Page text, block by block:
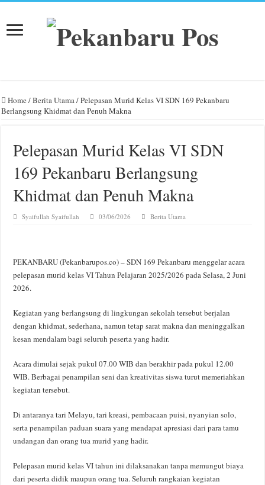
Home /Berita Utama/Pelepasan Murid Kelas VI SDN 169 Pekanbaru
Berlangsung Khidmat dan Penuh Makna
Pelepasan Murid Kelas VI SDN
169 Pekanbaru Berlangsung
Khidmat dan Penuh Makna
Syaifullah Syaifullah 03/06/2026 Berita Utama
PEKANBARU (Pekanbarupos.co) – SDN 169 Pekanbaru menggelar acara
pelepasan murid kelas VI Tahun Pelajaran 2025/2026 pada Selasa, 2 Juni
2026.
Kegiatan yang berlangsung di lingkungan sekolah tersebut berjalan
dengan khidmat, sederhana, namun tetap sarat makna dan meninggalkan
kesan mendalam bagi seluruh peserta yang hadir.
Acara dimulai sejak pukul 07.00 WIB dan berakhir pada pukul 12.00
WIB. Berbagai penampilan seni dan kreativitas siswa turut memeriahkan
kegiatan tersebut.
Di antaranya tari Melayu, tari kreasi, pembacaan puisi, nyanyian solo,
serta penampilan paduan suara yang mendapat apresiasi dari para tamu
undangan dan orang tua murid yang hadir.
Pelepasan murid kelas VI tahun ini dilaksanakan tanpa memungut biaya
dari peserta didik maupun orang tua. Seluruh rangkaian kegiatan